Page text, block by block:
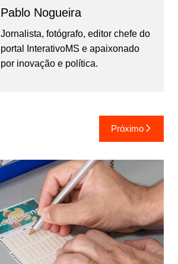
Pablo Nogueira
Jornalista, fotógrafo, editor chefe do
portal InterativoMS e apaixonado
por inovação e política.
Próximo